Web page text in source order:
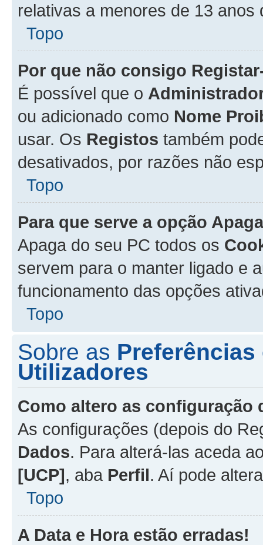
relativas a menores de 13 anos
Topo
Por que não consigo
É possível que o
ou adicionado como Nome
usar. Os Registos também
desativados, por razões não
Topo
Para que serve a opção
Apaga do seu PC todos os
servem para o manter ligado e
funcionamento das opções
Topo
Sobre as
Utilizadores
Como altero as configuração
As configurações (depois do
Dados. Para alterá-las aceda
[UCP], aba Perfil. Aí pode
Topo
A Data e Hora estão erradas!